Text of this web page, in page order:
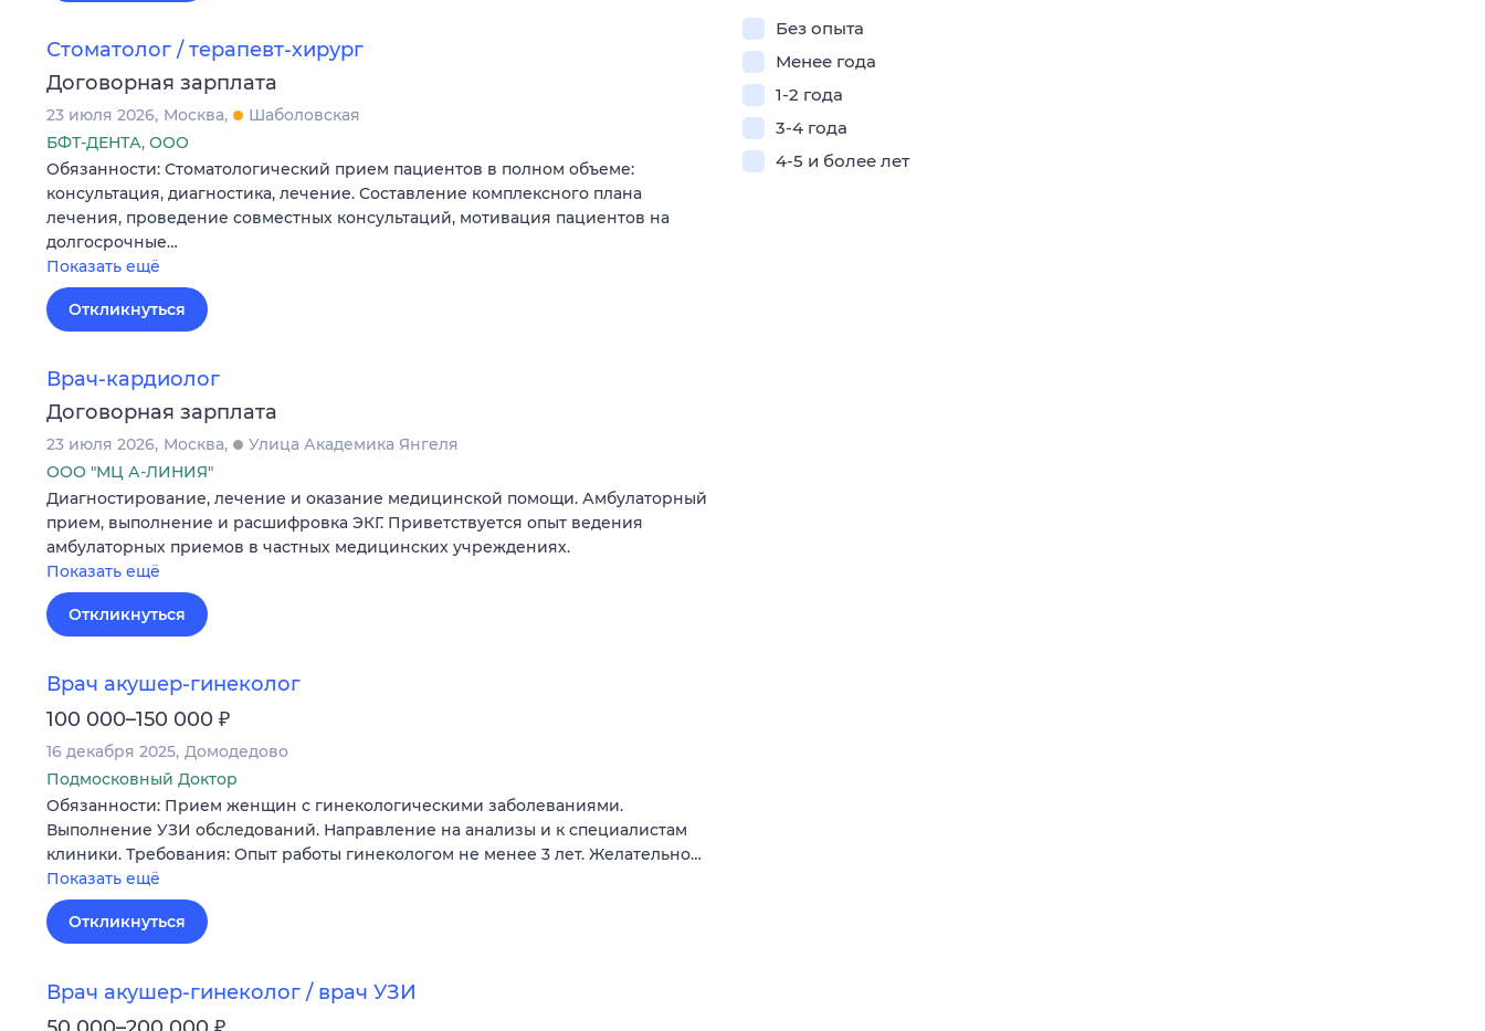
Стоматолог / терапевт-хирург
Договорная зарплата
23 июля 2026 Москва
Шаболовская
БФТ-ДЕНТА, ООО
Обязанности: Стоматологический прием пациентов в полном объеме:
консультация, диагностика, лечение. Составление комплексного плана
лечения, проведение совместных консультаций, мотивация пациентов на
долгосрочные…
Показать ещё
Откликнуться
Врач-кардиолог
Договорная зарплата
23 июля 2026 Москва
Улица Академика Янгеля
ООО "МЦ А-ЛИНИЯ"
Диагностирование, лечение и оказание медицинской помощи. Амбулаторный
прием, выполнение и расшифровка ЭКГ. Приветствуется опыт ведения
амбулаторных приемов в частных медицинских учреждениях.
Показать ещё
Откликнуться
Врач акушер-гинеколог
100 000–150 000 ₽
16 декабря 2025 Домодедово
Подмосковный Доктор
Обязанности: Прием женщин с гинекологическими заболеваниями.
Выполнение УЗИ обследований. Направление на анализы и к специалистам
клиники. Требования: Опыт работы гинекологом не менее 3 лет. Желательно…
Показать ещё
Откликнуться
Врач акушер-гинеколог / врач УЗИ
₽
Без опыта
Менее года
1-2 года
3-4 года
4-5 и более лет